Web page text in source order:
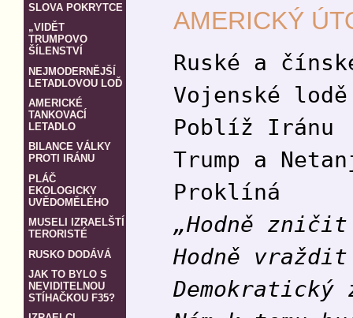
SLOVA POKRYTCE
„VIDĚT
TRUMPOVO
ŠÍLENSTVÍ
NEJMODERNĚJŠÍ
LETADLOVOU LOĎ
AMERICKÉ
TANKOVACÍ
LETADLO
BILANCE VÁLKY
PROTI IRÁNU
PLÁČ
EKOLOGICKY
UVĚDOMĚLÉHO
MUSELI IZRAELŠTÍ
TERORISTÉ
RUSKO DODÁVÁ
JAK TO BYLO S
NEVIDITELNOU
STÍHAČKOU F35?
AMERICKÝ
Ruské a
Vojenské lodě
Poblíž Iránu
Trump a
Proklíná
„Hodně zničit
Hodně vraždit
Demokratický